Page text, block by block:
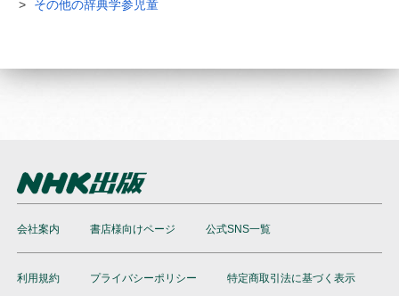
その他の辞典学参児童
会社案内 書店様向けページ 公式SNS一覧
利用規約 プライバシーポリシー 特定商取引法に基づく表示